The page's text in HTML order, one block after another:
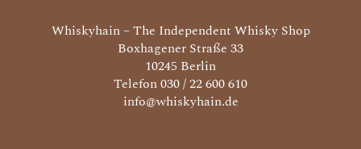
Whiskyhain – The Independent Whisky Shop
Boxhagener Straße 33
10245 Berlin
Telefon 030 / 22 600 610
info@whiskyhain.de